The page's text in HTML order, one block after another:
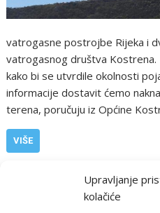
Upravljanje
kolačiće
vatrogasne postrojbe Rijeka i
vatrogasnog društva Kostrena.
kako bi se utvrdile okolnosti
informacije dostavit ćemo
terena, poručuju iz Općine
VIŠE